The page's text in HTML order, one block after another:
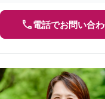
電話でお問い合